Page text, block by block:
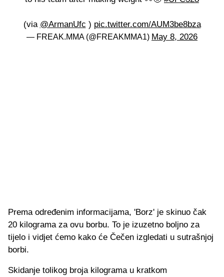
(via @ArmanUfc ) pic.twitter.com/AUM3be8bza
— FREAK.MMA (@FREAKMMA1) May 8, 2026
Prema određenim informacijama, 'Borz' je skinuo čak
20 kilograma za ovu borbu. To je izuzetno boljno za
tijelo i vidjet ćemo kako će Čečen izgledati u sutrašnjoj
borbi.
Skidanje tolikog broja kilograma u kratkom